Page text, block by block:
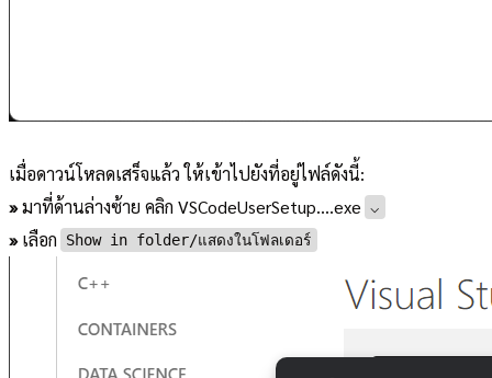
เมื่อดาวน์โหลดเสร็จแล้ว ให้เข้าไปยังที่อยู่ไฟล์ดังนี้:
»มาที่ด้านล่างซ้าย คลิก VSCodeUserSetup....exe ⌵
»เลือก Show in folder/แสดงในโฟลเดอร์